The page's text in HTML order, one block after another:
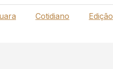
Cotidiano Edição